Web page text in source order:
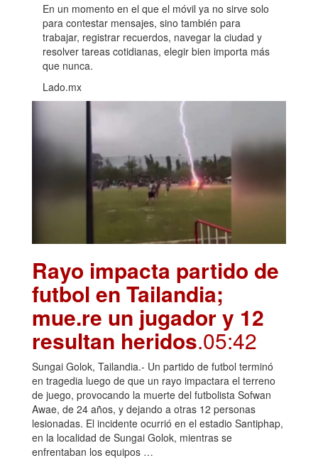
En un momento en el que el móvil ya no sirve solo
para contestar mensajes, sino también para
trabajar, registrar recuerdos, navegar la ciudad y
resolver tareas cotidianas, elegir bien importa más
que nunca.
Lado.mx
Rayo impacta partido de
futbol en Tailandia;
mue.re un jugador y 12
resultan heridos.05:42
Sungai Golok, Tailandia.- Un partido de futbol terminó
en tragedia luego de que un rayo impactara el terreno
de juego, provocando la muerte del futbolista Sofwan
Awae, de 24 años, y dejando a otras 12 personas
lesionadas. El incidente ocurrió en el estadio Santiphap,
en la localidad de Sungai Golok, mientras se
enfrentaban los equipos …